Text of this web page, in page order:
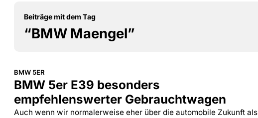
Beiträge mit dem Tag
“BMW Maengel”
BMW 5ER
BMW 5er E39 besonders
empfehlenswerter Gebrauchtwagen
Auch wenn wir normalerweise eher über die automobile Zukunft als